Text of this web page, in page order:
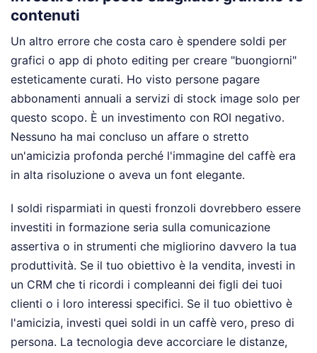
contenuti
Un altro errore che costa caro è spendere soldi per
grafici o app di photo editing per creare "buongiorni"
esteticamente curati. Ho visto persone pagare
abbonamenti annuali a servizi di stock image solo per
questo scopo. È un investimento con ROI negativo.
Nessuno ha mai concluso un affare o stretto
un'amicizia profonda perché l'immagine del caffè era
in alta risoluzione o aveva un font elegante.
I soldi risparmiati in questi fronzoli dovrebbero essere
investiti in formazione seria sulla comunicazione
assertiva o in strumenti che migliorino davvero la tua
produttività. Se il tuo obiettivo è la vendita, investi in
un CRM che ti ricordi i compleanni dei figli dei tuoi
clienti o i loro interessi specifici. Se il tuo obiettivo è
l'amicizia, investi quei soldi in un caffè vero, preso di
persona. La tecnologia deve accorciare le distanze,